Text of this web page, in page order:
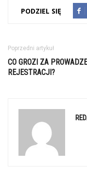
PODZIEL SIĘ
Poprzedni artykuł
CO GROZI ZA
REJESTRACJI?